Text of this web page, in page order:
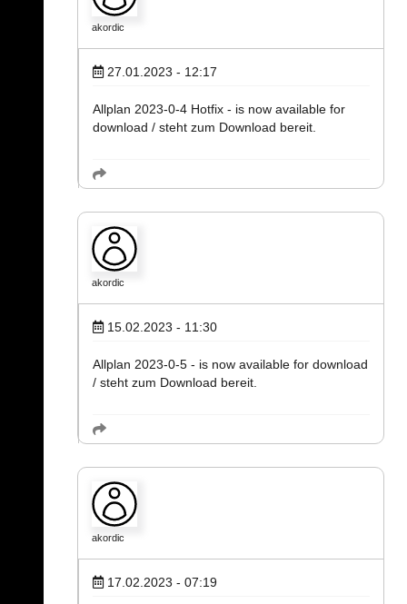
akordic
27.01.2023 - 12:17
Allplan 2023-0-4 Hotfix - is now available for
download / steht zum Download bereit.
akordic
15.02.2023 - 11:30
Allplan 2023-0-5 - is now available for download
/ steht zum Download bereit.
akordic
17.02.2023 - 07:19